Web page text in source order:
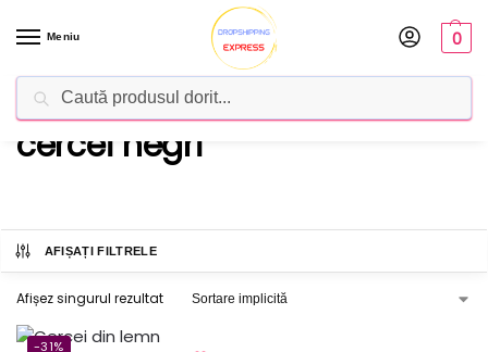
Meniu 0
Dropshipping Romania
cercei negri
AFIȘAȚI FILTRELE
Afișez singurul rezultat
-31%